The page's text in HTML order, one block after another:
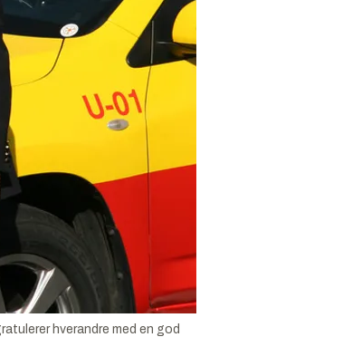
hverandre med en god